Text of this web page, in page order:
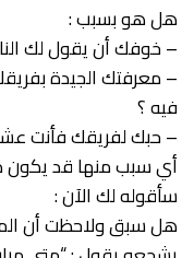
هل هو بسبب :
– خوفك أن يقول لك
– معرفتك الجيدة
فيه ؟
– حبك لفريقك فأنت
أي سبب منها قد يكون
سأقوله لك الآن :
هل سبق ولاحظت أن